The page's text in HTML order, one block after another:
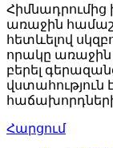
Հիմնադրումից
առաջին
հետևելով
որակը առաջին
բերել
վստահություն
հաճախորդների
Հարցում